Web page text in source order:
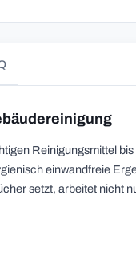
Reinigungsmittel
einwandfreie
setzt, arbeitet nicht